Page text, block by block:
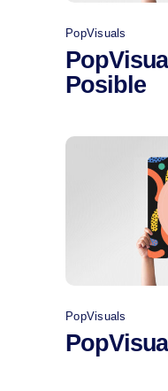
PopVisuals
Posible
PopVisuals